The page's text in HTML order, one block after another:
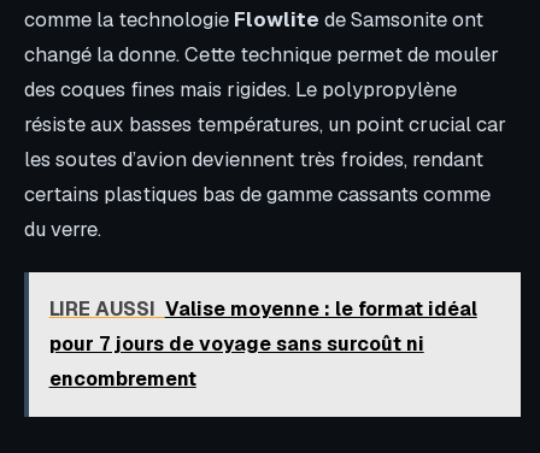
comme la technologie Flowlite de Samsonite ont
changé la donne. Cette technique permet de mouler
des coques fines mais rigides. Le polypropylène
résiste aux basses températures, un point crucial car
les soutes d’avion deviennent très froides, rendant
certains plastiques bas de gamme cassants comme
du verre.
LIRE AUSSI Valise moyenne : le format idéal
pour 7 jours de voyage sans surcoût ni
encombrement